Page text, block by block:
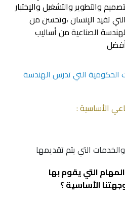
والتطوير والتشغيل والإختبار
تفيد الإنسان ،وتحسن من
الصناعية من أساليب
الحكومية التي تدرس الهندسة
الأساسية :
التي يتم تقديمها
التي يقوم بها
الأساسية ؟